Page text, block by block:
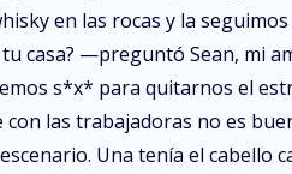
en las rocas y la seguimos
casa? —preguntó Sean, mi
s*x* para quitarnos el
las trabajadoras no es
Una tenía el cabello